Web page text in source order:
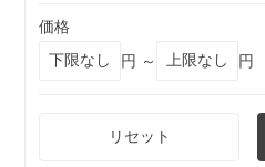
価格
円 ～
円
リセット